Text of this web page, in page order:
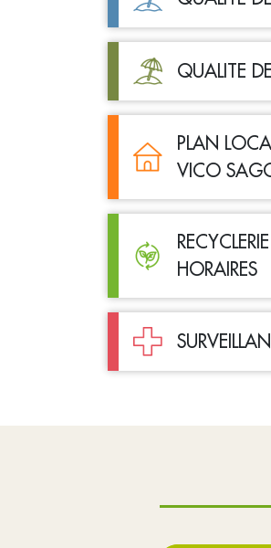
QUALITE
PLAN
VICO
HORAIRES